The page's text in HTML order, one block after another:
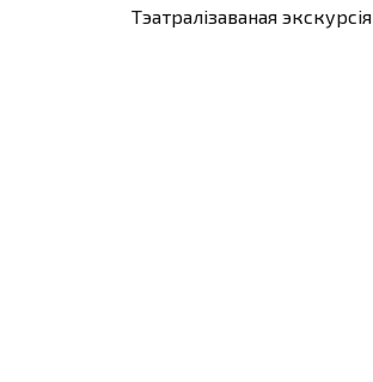
Тэатралізаваная экскурсія